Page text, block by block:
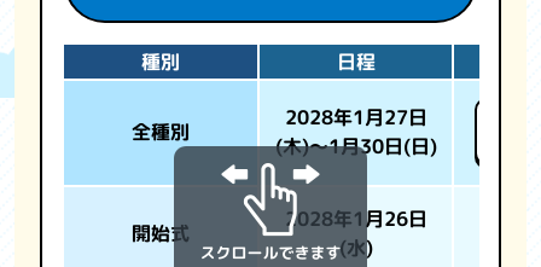
種別 日程
全種別
2028年1月27日
(木)～1月30日(日)
開始式
2028年1月26日
(水)